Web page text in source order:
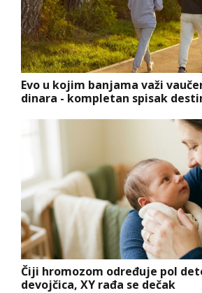
Evo u kojim banjama važi
dinara - kompletan spisak
Čiji hromozom određuje pol
devojčica, XY rađa se dečak